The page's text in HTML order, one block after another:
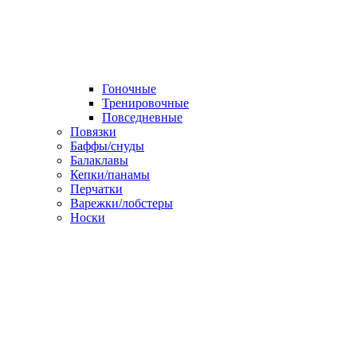
Гоночные
Тренировочные
Повседневные
Повязки
Баффы/снуды
Балаклавы
Кепки/панамы
Перчатки
Варежки/лобстеры
Носки